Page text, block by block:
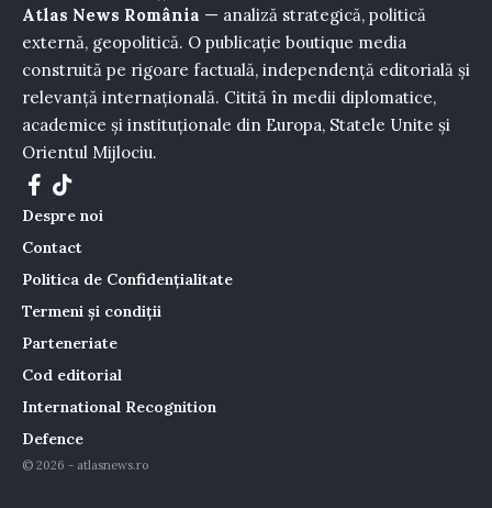
Atlas News România — analiză strategică, politică
externă, geopolitică. O publicație boutique media
construită pe rigoare factuală, independență editorială și
relevanță internațională. Citită în medii diplomatice,
academice și instituționale din Europa, Statele Unite și
Orientul Mijlociu.
Despre noi
Contact
Politica de Confidențialitate
Termeni și condiții
Parteneriate
Cod editorial
International Recognition
Defence
© 2026 - atlasnews.ro